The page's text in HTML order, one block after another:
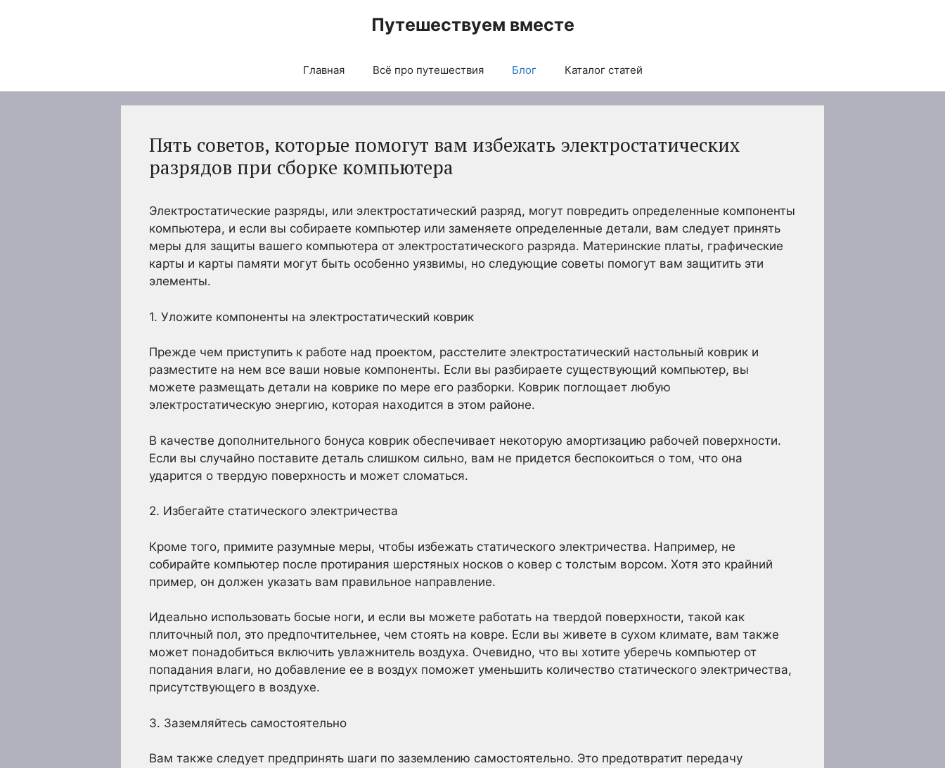
Путешествуем вместе
Главная Всё про путешествия Блог Каталог статей
Пять советов, которые помогут вам избежать электростатических
разрядов при сборке компьютера
Электростатические разряды, или электростатический разряд, могут повредить определенные компоненты
компьютера, и если вы собираете компьютер или заменяете определенные детали, вам следует принять
меры для защиты вашего компьютера от электростатического разряда. Материнские платы, графические
карты и карты памяти могут быть особенно уязвимы, но следующие советы помогут вам защитить эти
элементы.
1. Уложите компоненты на электростатический коврик
Прежде чем приступить к работе над проектом, расстелите электростатический настольный коврик и
разместите на нем все ваши новые компоненты. Если вы разбираете существующий компьютер, вы
можете размещать детали на коврике по мере его разборки. Коврик поглощает любую
электростатическую энергию, которая находится в этом районе.
В качестве дополнительного бонуса коврик обеспечивает некоторую амортизацию рабочей поверхности.
Если вы случайно поставите деталь слишком сильно, вам не придется беспокоиться о том, что она
ударится о твердую поверхность и может сломаться.
2. Избегайте статического электричества
Кроме того, примите разумные меры, чтобы избежать статического электричества. Например, не
собирайте компьютер после протирания шерстяных носков о ковер с толстым ворсом. Хотя это крайний
пример, он должен указать вам правильное направление.
Идеально использовать босые ноги, и если вы можете работать на твердой поверхности, такой как
плиточный пол, это предпочтительнее, чем стоять на ковре. Если вы живете в сухом климате, вам также
может понадобиться включить увлажнитель воздуха. Очевидно, что вы хотите уберечь компьютер от
попадания влаги, но добавление ее в воздух поможет уменьшить количество статического электричества,
присутствующего в воздухе.
3. Заземляйтесь самостоятельно
Вам также следует предпринять шаги по заземлению самостоятельно. Это предотвратит передачу